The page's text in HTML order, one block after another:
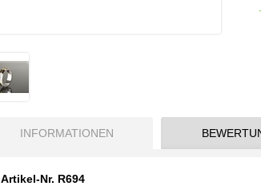
INFORMATIONEN
Artikel-Nr. R694